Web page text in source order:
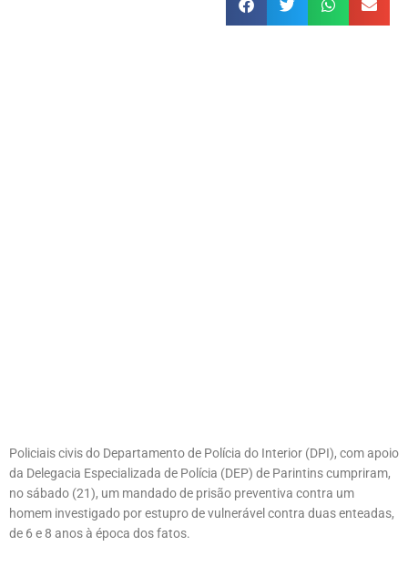
Policiais civis do Departamento de Polícia do Interior (DPI), com apoio
da Delegacia Especializada de Polícia (DEP) de Parintins cumpriram,
no sábado (21), um mandado de prisão preventiva contra um
homem investigado por estupro de vulnerável contra duas enteadas,
de 6 e 8 anos à época dos fatos.